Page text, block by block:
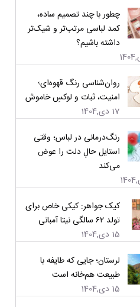
چطور با چند تصمیم ساده،
کمد لباسی مرتب‌تر و شیک‌تر
داشته باشیم؟
روان‌شناسی رنگ قهوه‌ای؛
امنیت، ثبات و لوکسِ خاموش
17 دی,1404
رنگ‌درمانی در لباس؛ وقتی
استایل حالِ دلت را عوض
می‌کند
کیک جواهر: کیکی خاص برای
تولد ۶۲ سالگی نیتا آمبانی
15 دی,1404
لرستان؛ جایی که طایفه با
طبیعت هم‌خانه است
15 دی,1404